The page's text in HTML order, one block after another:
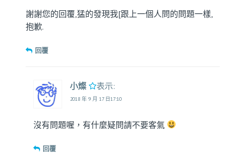
謝謝您的回覆,猛的發現我[跟上一個人問的問題一樣,
抱歉.
回覆
小燦 表示:
2018 年 9 月 17 日17:10
沒有問題喔，有什麼疑問請不要客氣
回覆